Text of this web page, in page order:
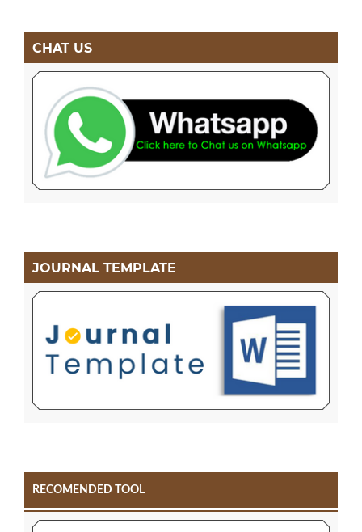
CHAT US
JOURNAL TEMPLATE
RECOMENDED TOOL